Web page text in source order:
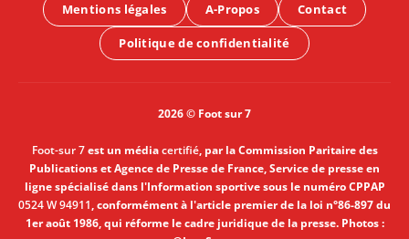
Mentions légales
A-Propos Contact
Politique de confidentialité
2026 © Foot sur 7
Foot-sur 7est un médiacertifié, par la Commission Paritaire des
Publications et Agence de Presse de France, Service de presse en
ligne spécialisé dans l'Information sportive sous le numéro CPPAP
0524 W 94911, conformément à l'article premier de la loi n°86-897 du
1er août 1986, qui réforme le cadre juridique de la presse. Photos :